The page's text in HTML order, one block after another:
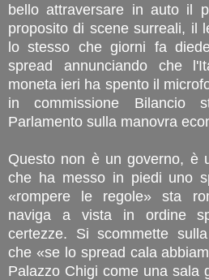
bello attraversare in auto il
proposito di scene surreali, il
lo stesso che giorni fa
spread annunciando che
moneta ieri ha spento il
in commissione Bilancio
Parlamento sulla manovra
Questo non è un governo, è
che ha messo in piedi uno
«rompere le regole» sta
naviga a vista in ordine
certezze. Si scommette
che «se lo spread cala
Palazzo Chigi come una sala